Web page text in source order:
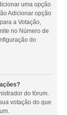
uma opção
Adicionar opção
a Votação,
no Número de
do
do fórum.
votação do que